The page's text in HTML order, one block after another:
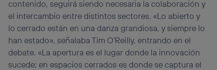
contenido, seguirá siendo necesaria la colaboración y
el intercambio entre distintos sectores. «Lo abierto y
lo cerrado están en una danza grandiosa, y siempre lo
han estado», señalaba Tim O’Reilly, entrando en el
debate. «La apertura es el lugar donde la innovación
sucede; en espacios cerrados es donde se captura el